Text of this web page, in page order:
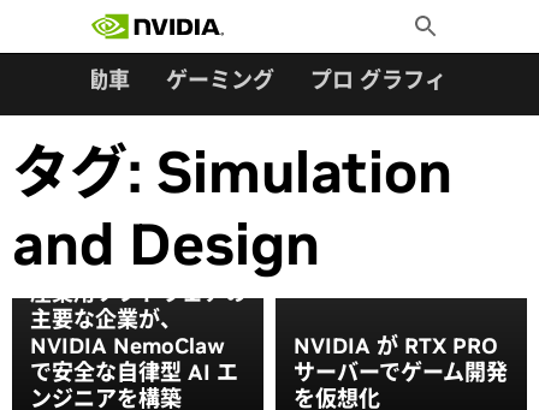
Toggle
Search
自動車 ゲーミング プロ グラフィックス
タグ: Simulation
and Design
産業用ソフトウェアの
主要な企業が、
NVIDIA NemoClaw
で安全な自律型 AI エ
ンジニアを構築
NVIDIA が RTX PRO
サーバーでゲーム開発
を仮想化
NVIDIA が「Earth-